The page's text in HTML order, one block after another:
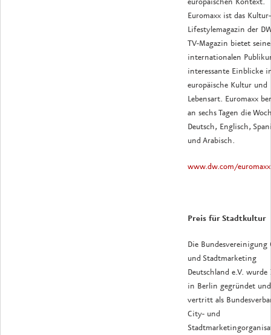
Euromaxx ist das
Lifestylemagazin der
TV-Magazin bietet
internationalen
interessante Einblicke
europäische Kultur und
Lebensart. Euromaxx
an sechs Tagen die
Deutsch, Englisch,
und Arabisch.
www.dw.com/euromaxx
Preis für Stadtkultur
Die Bundesvereinigung
und Stadtmarketing
Deutschland e.V. wurde
in Berlin gegründet und
vertritt als
City- und